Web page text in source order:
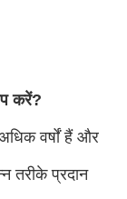
करें?
वर्षों हैं और
तरीके प्रदान